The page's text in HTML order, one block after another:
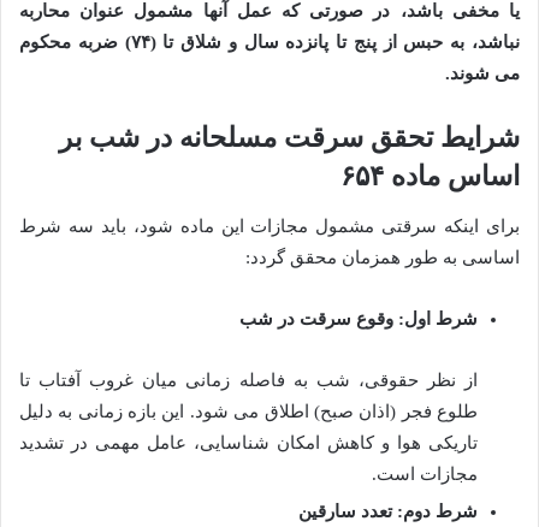
یا مخفی باشد، در صورتی که عمل آنها مشمول عنوان محاربه
نباشد، به حبس از پنج تا پانزده سال و شلاق تا (۷۴) ضربه محکوم
می شوند.
شرایط تحقق سرقت مسلحانه در شب بر
اساس ماده ۶۵۴
برای اینکه سرقتی مشمول مجازات این ماده شود، باید سه شرط
اساسی به طور همزمان محقق گردد:
شرط اول: وقوع سرقت در شب
از نظر حقوقی، شب به فاصله زمانی میان غروب آفتاب تا
طلوع فجر (اذان صبح) اطلاق می شود. این بازه زمانی به دلیل
تاریکی هوا و کاهش امکان شناسایی، عامل مهمی در تشدید
مجازات است.
شرط دوم: تعدد سارقین